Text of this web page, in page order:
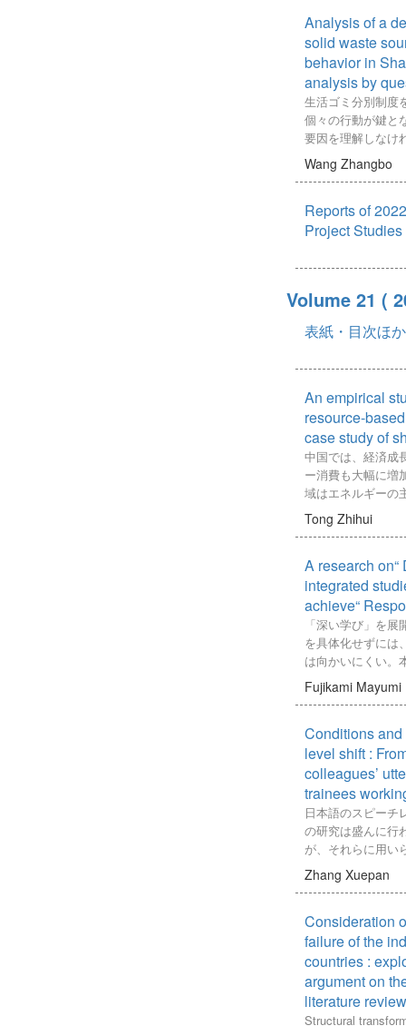
ブル学習は裂紋舌
ある．
とも示唆した。
おりその使用が確
記載されていない
袋・版木等の資料
のものである。一
簿』から、1889
売薬を行っていた
の、その後、製薬
消滅する。
明治初期、政府は
令を出すが、それ
も例外ではない。
製法に与えた影響
考えられる。製薬
では、売薬に関わ
売者・売子の3つ
は売薬営業者しか
てて提出した誓約
かつ製薬をしてい
売子自身が製薬す
の仕方をそのまま
能性があるものの
行われていたもの
このように、法令
薬を行ったメリッ
か。求菩提山に
のの地理的に近く
台系の修験の山で
用いて検討した。
疵薬を1912年（
（大正15）まで製
ている。さらに同
入があったことが
少なく、生業とし
摘することができ
Analysis of a
solid waste
behavior in
analysis by
生活ゴミ分別制度
個々の行動が鍵と
要因を理解しなけ
動の規定因に関す
行動意図─行動と
きたが、本研究で
動意図などの内的
「態度-行動-文脈
築した。このモデ
調査を実施し、こ
アンケート調査の
と5人の市民への
調査票の内容と妥
分析には因子分析
イニ乗検定を用い
える規定因を特定
人規範」（ゴミ
態度）、「分別行
（分別にかかる手
価）が分別行動に
はごみ問題に関す
属認知、そしてご
よって形成される
さらに、外的要
価」（分別政策執
ゴミ問題の認知」
行動を取るために
の有無についての
を持つことが示さ
計学的要因として
居住年数、居住地
分別行動へ影響す
また、こうした結
の参加率を高める
ョッピングサイト
な提案を行った。
Wang Zhangbo
Reports of
Project Studies
Volume 21 (
表紙・目次ほか
An empirical
resource-
case study of
中国では、経済成
ー消費も大幅に増
域はエネルギーの
国の工業の支えと
と考えられる。し
況などの問題が出
した「全国資源型
（2013-2020年）
エネルギー及び
の支援政策を打ち
産業構造の多様性
造転換を求めた。
本研究では、この
目して、山西省を
げ、政策効果を実
的に、２つの仮説
支援政策が経済成
ある。第二は、支
促進できることで
研究手法を用い、
全国の非資源都市
ッチングした。そ
データで、政策効
省の経済成長を促
た。また、産業高
ている。さらに、
レードオフの関係
工業に比べて、環
業を発展させるこ
Tong Zhihui
A research on“
integrated
achieve“
「深い学び」を
を具体化せずには
は向かいにくい。
の総合的な学習の
と表記）を巡る議
び」の特質を整理
った。とりわけ、
おいて1970年代か
ィープラーニング
が考える「深い学
「ディープラーニ
どちらも真正の課
い、それらの課題
で、自己肯定感や
という類似性を有
になった。また、
視されてきた「レ
概念は、「総合」
付けて学術的に検
め、「レスポンシ
び」の関係をとら
Fujikami Mayumi
Conditions
level shift :
colleagues’
trainees
日本語のスピーチ
の研究は盛んに行
が、それらに用い
初対面かのような
室における教師と
のなど、特定の条
のものが多い。ま
は、取り上げられ
り、技能実習生に
ぶ限り見当たらな
能実習生を対象と
Zhang Xuepan
Consideration
failure of the
countries :
argument on
literature
Structural